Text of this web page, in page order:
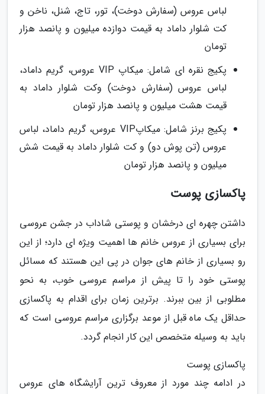
لباس عروس (سفارش دوخت)، تور، تاج، شنل، ناخن و
کت شلوار داماد به قیمت دوازده میلیون و پانصد هزار
تومان
پکیج نقره ای شامل: میکاپ VIP عروس، گریم داماد،
لباس عروس (سفارش دوخت) وکت شلوار داماد به
قیمت هشت میلیون و پانصد هزار تومان
پکیج برنز شامل: میکاپVIP عروس، گریم داماد، لباس
عروس (تن پوش دو) و کت شلوار داماد به قیمت شش
میلیون و پانصد هزار تومان
پاکسازی پوست
داشتن چهره ای درخشان و پوستی شاداب در جشن عروسی
برای بسیاری از عروس خانم ها اهمیت ویژه ای دارد؛ از این
رو بسیاری از خانم های جوان در پی این هستند که مسائل
پوستی خود را تا پیش از مراسم عروسی خوب، به نحو
مطلوبی از بین ببرند. برترین زمان برای اقدام به پاکسازی
حداقل یک ماه قبل از موعد برگزاری مراسم عروسی است که
باید به وسیله متخصص این کار انجام گردد.
پاکسازی پوست
در ادامه چند مورد از معروف ترین آرایشگاه های عروس